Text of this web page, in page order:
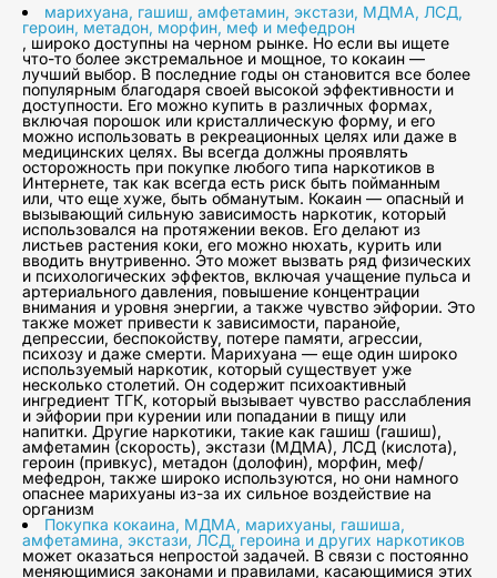
марихуана, гашиш, амфетамин, экстази, МДМА, ЛСД,
героин, метадон, морфин, меф и мефедрон
, широко доступны на черном рынке. Но если вы ищете
что-то более экстремальное и мощное, то кокаин —
лучший выбор. В последние годы он становится все более
популярным благодаря своей высокой эффективности и
доступности. Его можно купить в различных формах,
включая порошок или кристаллическую форму, и его
можно использовать в рекреационных целях или даже в
медицинских целях. Вы всегда должны проявлять
осторожность при покупке любого типа наркотиков в
Интернете, так как всегда есть риск быть пойманным
или, что еще хуже, быть обманутым. Кокаин — опасный и
вызывающий сильную зависимость наркотик, который
использовался на протяжении веков. Его делают из
листьев растения коки, его можно нюхать, курить или
вводить внутривенно. Это может вызвать ряд физических
и психологических эффектов, включая учащение пульса и
артериального давления, повышение концентрации
внимания и уровня энергии, а также чувство эйфории. Это
также может привести к зависимости, паранойе,
депрессии, беспокойству, потере памяти, агрессии,
психозу и даже смерти. Марихуана — еще один широко
используемый наркотик, который существует уже
несколько столетий. Он содержит психоактивный
ингредиент ТГК, который вызывает чувство расслабления
и эйфории при курении или попадании в пищу или
напитки. Другие наркотики, такие как гашиш (гашиш),
амфетамин (скорость), экстази (МДМА), ЛСД (кислота),
героин (привкус), метадон (долофин), морфин, меф/
мефедрон, также широко используются, но они намного
опаснее марихуаны из-за их сильное воздействие на
организм
Покупка кокаина, МДМА, марихуаны, гашиша,
амфетамина, экстази, ЛСД, героина и других наркотиков
может оказаться непростой задачей. В связи с постоянно
меняющимися законами и правилами, касающимися этих